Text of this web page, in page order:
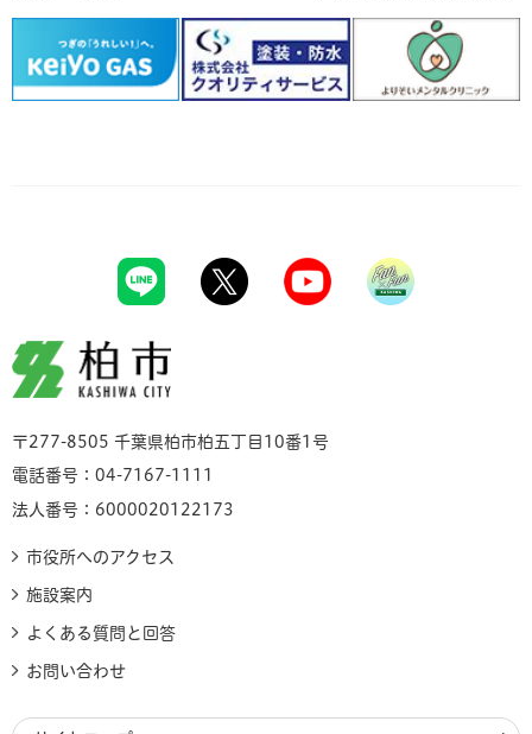
柏市
〒277-8505 千葉県柏市柏五丁目10番1号
電話番号：04-7167-1111
法人番号：6000020122173
市役所へのアクセス
施設案内
よくある質問と回答
お問い合わせ